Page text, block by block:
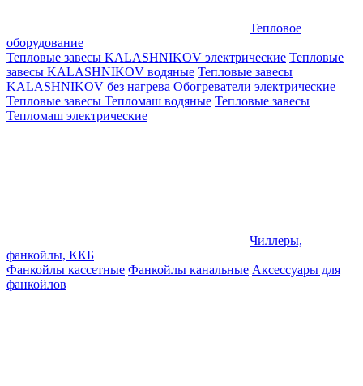
Тепловое
оборудование
Тепловые завесы KALASHNIKOV электрические Тепловые
завесы KALASHNIKOV водяные Тепловые завесы
KALASHNIKOV без нагрева Обогреватели электрические
Тепловые завесы Тепломаш водяные Тепловые завесы
Тепломаш электрические
Чиллеры,
фанкойлы, ККБ
Фанкойлы кассетные Фанкойлы канальные Аксессуары для
фанкойлов